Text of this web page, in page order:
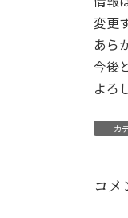
変更
あら
今後
よろ
カ
コメ